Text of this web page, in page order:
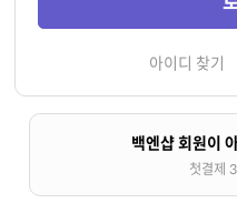
아이디 찾기
백엔샵 회원이
첫결제